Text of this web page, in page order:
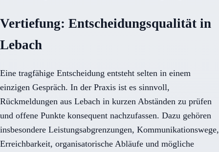
Vertiefung: Entscheidungsqualität in
Lebach
Eine tragfähige Entscheidung entsteht selten in einem
einzigen Gespräch. In der Praxis ist es sinnvoll,
Rückmeldungen aus Lebach in kurzen Abständen zu prüfen
und offene Punkte konsequent nachzufassen. Dazu gehören
insbesondere Leistungsabgrenzungen, Kommunikationswege,
Erreichbarkeit, organisatorische Abläufe und mögliche